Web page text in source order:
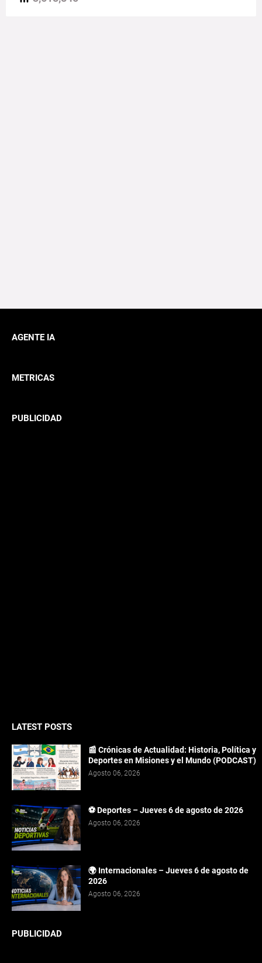
AGENTE IA
METRICAS
PUBLICIDAD
LATEST POSTS
📰 Crónicas de Actualidad: Historia, Política y
Deportes en Misiones y el Mundo (PODCAST)
Agosto 06, 2026
⚽ Deportes – Jueves 6 de agosto de 2026
Agosto 06, 2026
🌍 Internacionales – Jueves 6 de agosto de
2026
Agosto 06, 2026
PUBLICIDAD